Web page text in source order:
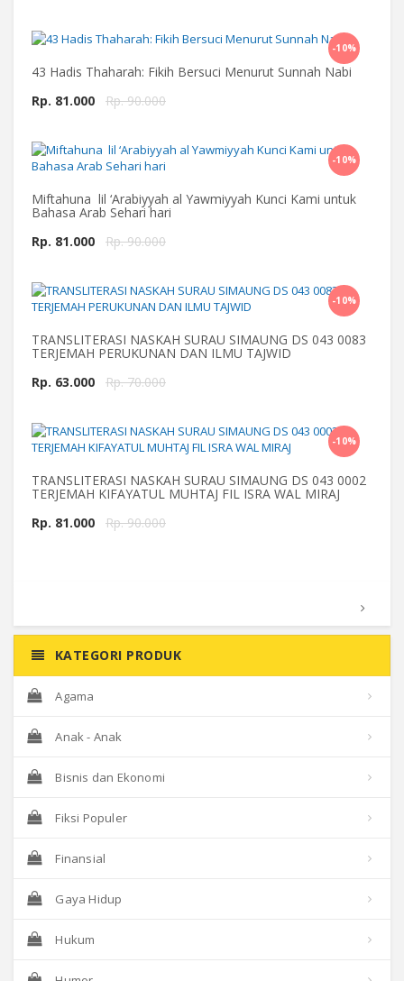
-10%
43 Hadis Thaharah: Fikih Bersuci Menurut Sunnah Nabi
Rp. 81.000
Rp. 90.000
-10%
Miftahuna lil ‘Arabiyyah al Yawmiyyah Kunci Kami untuk
Bahasa Arab Sehari hari
Rp. 81.000
Rp. 90.000
Beli Sekarang
-10%
TRANSLITERASI NASKAH SURAU SIMAUNG DS 043 0083
TERJEMAH PERUKUNAN DAN ILMU TAJWID
Rp. 63.000
Rp. 70.000
Beli Sekarang
-10%
TRANSLITERASI NASKAH SURAU SIMAUNG DS 043 0002
TERJEMAH KIFAYATUL MUHTAJ FIL ISRA WAL MIRAJ
Rp. 81.000
Rp. 90.000
Beli Sekarang
KATEGORI PRODUK
Agama
Anak - Anak
Bisnis dan Ekonomi
Fiksi Populer
Finansial
Gaya Hidup
Hukum